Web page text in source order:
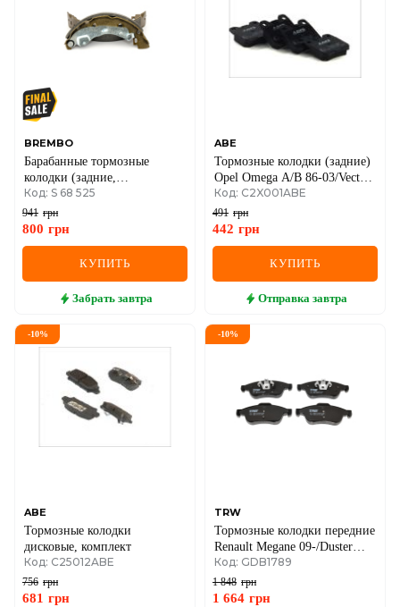
BREMBO
Барабанные тормозные
колодки (задние,
D=203.2mm, ширина=38mm)
BOSCHRenault Logan I + II
Код: S 68 525
941 грн
800 грн
КУПИТЬ
Забрать завтра
ABE
Тормозные колодки (задние)
Opel Omega A/B 86-03/Vectra
B 95-03/Senator A/B 84-93
Код: C2X001ABE
491 грн
442 грн
КУПИТЬ
Отправка завтра
-10%
ABE
Тормозные колодки
дисковые, комплект
Код: C25012ABE
756 грн
681 грн
-10%
TRW
Тормозные колодки передние
Renault Megane 09-/Duster
10-/Dokker 13-
Код: GDB1789
1 848 грн
1 664 грн